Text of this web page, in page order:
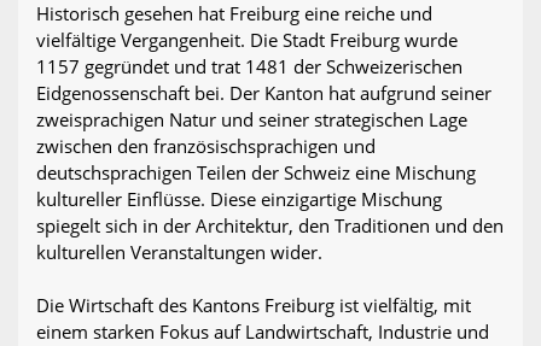
Historisch gesehen hat Freiburg eine reiche und
vielfältige Vergangenheit. Die Stadt Freiburg wurde
1157 gegründet und trat 1481 der Schweizerischen
Eidgenossenschaft bei. Der Kanton hat aufgrund seiner
zweisprachigen Natur und seiner strategischen Lage
zwischen den französischsprachigen und
deutschsprachigen Teilen der Schweiz eine Mischung
kultureller Einflüsse. Diese einzigartige Mischung
spiegelt sich in der Architektur, den Traditionen und den
kulturellen Veranstaltungen wider.
Die Wirtschaft des Kantons Freiburg ist vielfältig, mit
einem starken Fokus auf Landwirtschaft, Industrie und